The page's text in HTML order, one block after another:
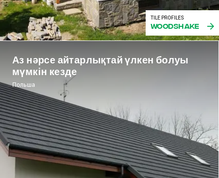
TILE PROFILES
Woodshake
Аз нәрсе айтарлықтай үлкен болуы
мүмкін кезде
Польша